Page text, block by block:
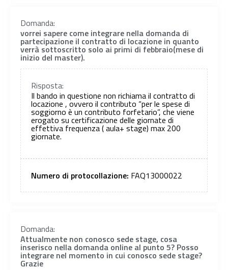
Domanda:
vorrei sapere come integrare nella domanda di
partecipazione il contratto di locazione in quanto
verrà sottoscritto solo ai primi di febbraio(mese di
inizio del master).
Risposta:
Il bando in questione non richiama il contratto di
locazione , ovvero il contributo “per le spese di
soggiorno è un contributo forfetario”, che viene
erogato su certificazione delle giornate di
effettiva frequenza ( aula+ stage) max 200
giornate.
Numero di protocollazione: FAQ13000022
Domanda:
Attualmente non conosco sede stage, cosa
inserisco nella domanda online al punto 5? Posso
integrare nel momento in cui conosco sede stage?
Grazie